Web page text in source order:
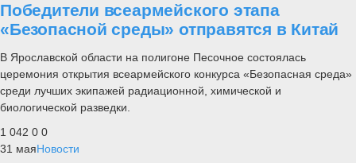
Победители всеармейского этапа
«Безопасной среды» отправятся в Китай
В Ярославской области на полигоне Песочное состоялась
церемония открытия всеармейского конкурса «Безопасная среда»
среди лучших экипажей радиационной, химической и
биологической разведки.
1 042 0 0
31 маяНовости